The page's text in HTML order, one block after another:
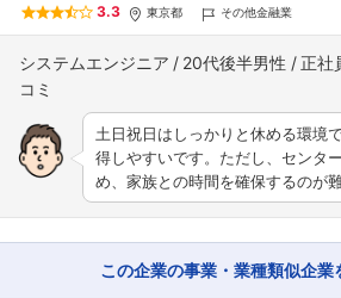
3.3 東京都 その他金融業
システムエンジニア 20代後半男性 正社
土日祝日はしっかりと休める環境
得しやすいです。ただし、センタ
め、家族との時間を確保するのが
この企業の事業・業種類似企業